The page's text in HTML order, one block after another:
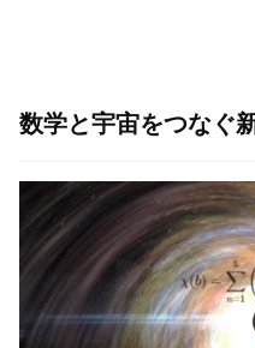
数学と宇宙をつなぐ